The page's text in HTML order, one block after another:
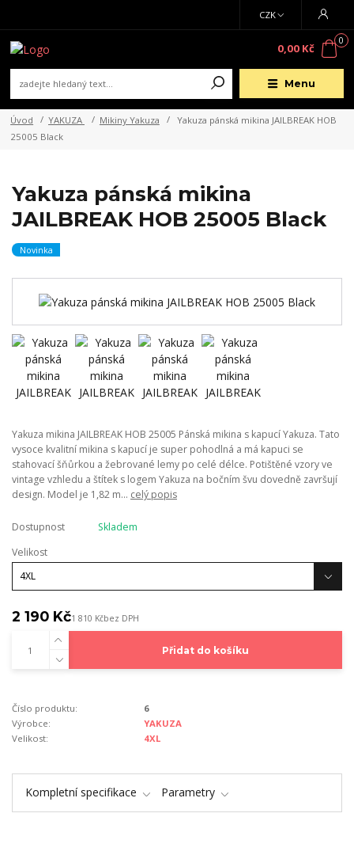
Menu
CZK
0
0,00 Kč
Úvod YAKUZA Mikiny Yakuza
Yakuza pánská mikina JAILBREAK HOB
25005 Black
Yakuza pánská mikina
JAILBREAK HOB 25005 Black
Novinka
Yakuza mikina JAILBREAK HOB 25005 Pánská mikina s kapucí Yakuza. Tato
vysoce kvalitní mikina s kapucí je super pohodlná a má kapuci se
stahovací šňůrkou a žebrované lemy po celé délce. Potištěné vzory ve
vintage vzhledu a štítek s logem Yakuza na bočním švu dovedně završují
design. Model je 1,82 m... celý popis
Dostupnost
Skladem
Velikost
2 190 Kč1 810 Kčbez DPH
Přidat do košíku
Číslo produktu:
6
Výrobce:
YAKUZA
Velikost:
4XL
Kompletní specifikace Parametry